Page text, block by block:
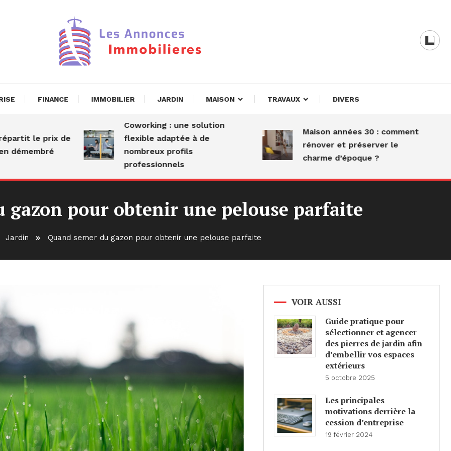
Immobilières
FINANCE IMMOBILIER JARDIN MAISON TRAVAUX DIVERS
prix de
Coworking : une solution
flexible adaptée à de
nombreux profils
professionnels
Maison années 30 : comment
rénover et préserver le
charme d’époque ?
gazon pour obtenir une pelouse parfaite
Jardin Quand semer du gazon pour obtenir une pelouse parfaite
VOIR AUSSI
Guide pratique pour
sélectionner et agencer
des pierres de jardin afin
d’embellir vos espaces
extérieurs
5 octobre 2025
Les principales
motivations derrière la
cession d’entreprise
19 février 2024